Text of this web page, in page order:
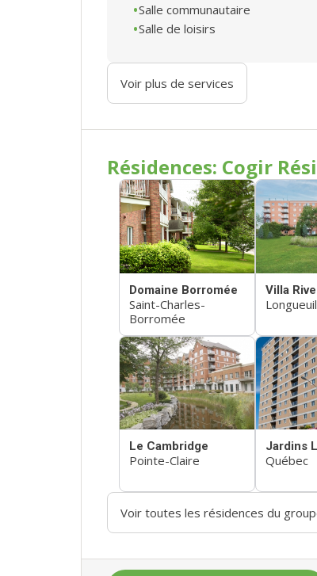
Salle communautaire
Salle de loisirs
Voir plus de services
Résidences: Cogir
Domaine Borromée
Saint-Charles-
Borromée
Villa
Longueuil
Le Cambridge
Pointe-Claire
Jardins
Québec
Voir toutes les résidences du